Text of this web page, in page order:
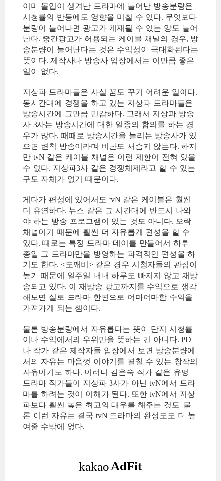
이미 몰입이 생겨난 드라마에 늘어난 방송분량은
시청률의 반등에도 영향을 미칠 수 있다. 무엇보다
분량이 늘어나면 광고가 게재될 수 있는 양도 늘어
난다. 중간광고가 허용되는 케이블 채널의 경우, 방
송분량이 늘어난다는 것은 수익성이 극대화된다는
뜻이다. 제작사나 방송사 입장에서는 이만큼 좋은
일이 없다.
지상파 드라마들은 사실 꿈도 꾸기 어려운 일이다.
동시간대에 경쟁을 하고 있는 지상파 드라마들은
방송시간에 그만큼 민감하다. 그래서 지상파 방송
사 3사는 방송시간에 대한 일종의 합의를 하는 경
우가 많다. 때때로 방송시간을 늘리는 방송사가 있
으면 변칙 방송이라며 비난도 서슴지 않는다. 하지
만 tvN 같은 케이블 채널은 이런 제한이 전혀 있을
수 없다. 지상파3사 같은 경쟁체제라고 할 수 있는
구도 자체가 없기 때문이다.
게다가 편성에 있어서도 tvN 같은 케이블은 훨씬
더 유연하다. 뉴스 같은 그 시간대에 반드시 나와
야 하는 방송 프로그램이 있는 것도 아니다. 오락
채널이기 때문에 훨씬 더 자유롭게 편성을 할 수
있다. 때로는 특정 드라마 데이를 만들어서 하루
종일 그 드라마만을 방영하는 파격적인 편성을 하
기도 한다. <도깨비> 같은 경우 시청자들의 관심이
높기 때문에 일주일 내내 하루도 빠지지 않고 재방
송되고 있다. 이 재방송 광고까지를 수익으로 생각
해보면 실로 드라마 한편으로 어마어마한 수익을
가져가게 되는 셈이다.
물론 방송분량에서 자유롭다는 뜻이 단지 시청률
이나 수익에서의 우위만을 뜻하는 건 아니다. PD
나 작가 같은 제작자들 입장에서 보면 방송분량에
서의 자유는 마음껏 이야기를 펼칠 수 있는 창작의
자유이기도 하다. 이러니 김은숙 작가 같은 유명
드라마 작가들이 지상파 3사가 아닌 tvN에서 드라
마를 하려는 것이 이해가 된다. 또한 tvN에서 지상
파보다 훨씬 높은 최고의 대우를 해주는 것도. 물
론 이런 자유는 결국 tvN 드라마의 완성도도 더 높
여줄 수밖에 없다.